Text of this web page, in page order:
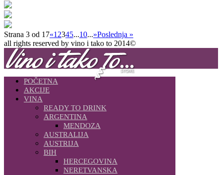
Strana 3 od 17«1 2345...10...»Poslednja »
all rights reserved by vino i tako to 2014©
POČETNA
AKCIJE
VINA
READY TO DRINK
ARGENTINA
MENDOZA
AUSTRALIJA
AUSTRIJA
BIH
HERCEGOVINA
NERETVANSKA